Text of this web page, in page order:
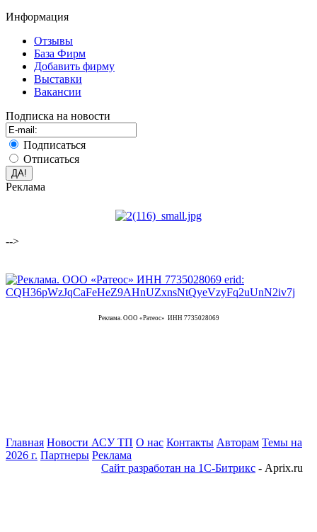
Информация
Отзывы
База Фирм
Добавить фирму
Выставки
Вакансии
Подписка на новости
Подписаться
Отписаться
Реклама
-->
Реклама. ООО «Ратеос» ИНН 7735028069
Главная Новости АСУ ТП О нас Контакты Авторам Темы на
2026 г. Партнеры Реклама
Сайт разработан на 1С-Битрикс - Aprix.ru